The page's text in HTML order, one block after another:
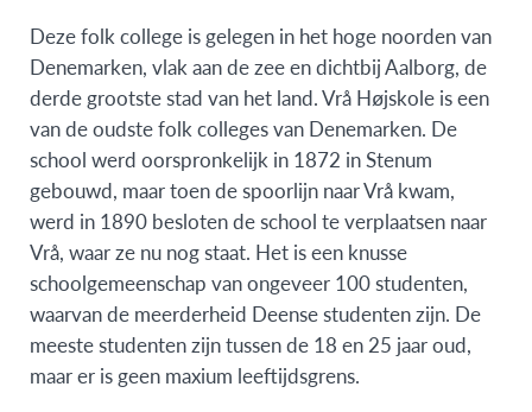
Deze folk college is gelegen in het hoge noorden van
Denemarken, vlak aan de zee en dichtbij Aalborg, de
derde grootste stad van het land. Vrå Højskole is een
van de oudste folk colleges van Denemarken. De
school werd oorspronkelijk in 1872 in Stenum
gebouwd, maar toen de spoorlijn naar Vrå kwam,
werd in 1890 besloten de school te verplaatsen naar
Vrå, waar ze nu nog staat. Het is een knusse
schoolgemeenschap van ongeveer 100 studenten,
waarvan de meerderheid Deense studenten zijn. De
meeste studenten zijn tussen de 18 en 25 jaar oud,
maar er is geen maxium leeftijdsgrens.